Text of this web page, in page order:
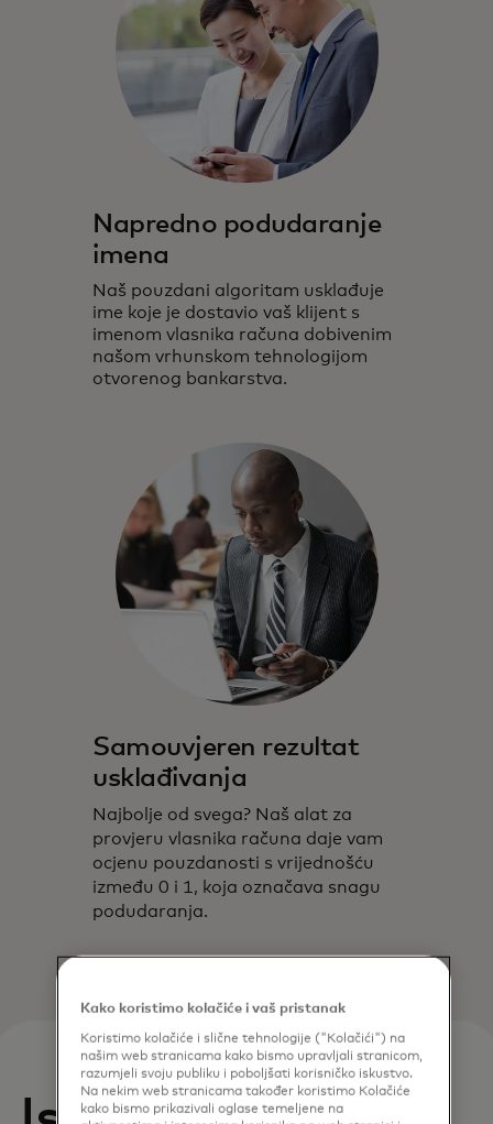
Napredno podudaranje
imena
Naš pouzdani algoritam usklađuje
ime koje je dostavio vaš klijent s
imenom vlasnika računa dobivenim
našom vrhunskom tehnologijom
otvorenog bankarstva.
Samouvjeren rezultat
usklađivanja
Najbolje od svega? Naš alat za
provjeru vlasnika računa daje vam
ocjenu pouzdanosti s vrijednošću
između 0 i 1, koja označava snagu
podudaranja.
Kako koristimo kolačiće i vaš pristanak
Koristimo kolačiće i slične tehnologije ("Kolačići") na
našim web stranicama kako bismo upravljali stranicom,
razumjeli svoju publiku i poboljšati korisničko iskustvo.
Na nekim web stranicama također koristimo Kolačiće
kako bismo prikazivali oglase temeljene na